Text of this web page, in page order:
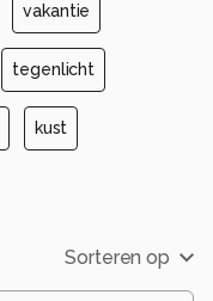
vakantie
tegenlicht
kust
Sorteren op